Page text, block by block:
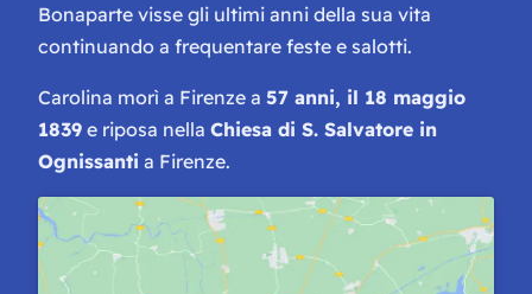
Bonaparte visse gli ultimi anni della sua vita
continuando a frequentare feste e salotti.
Carolina morì a Firenze a 57 anni, il 18 maggio
1839 e riposa nella Chiesa di S. Salvatore in
Ognissanti a Firenze.